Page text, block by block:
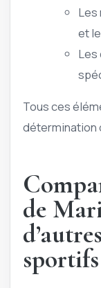
Les
et
Tous ces
détermination
de
sportifs